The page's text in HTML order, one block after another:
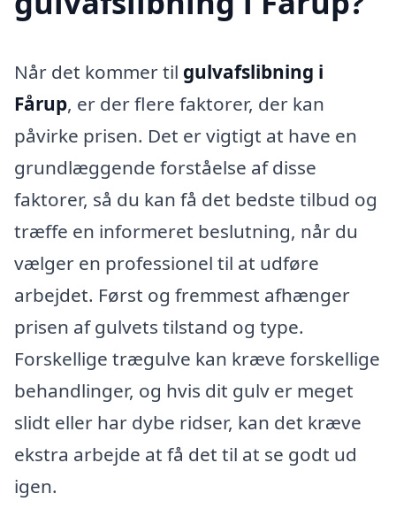
Når det kommer til gulvafslibning i
Fårup, er der flere faktorer, der kan
påvirke prisen. Det er vigtigt at have en
grundlæggende forståelse af disse
faktorer, så du kan få det bedste tilbud og
træffe en informeret beslutning, når du
vælger en professionel til at udføre
arbejdet. Først og fremmest afhænger
prisen af gulvets tilstand og type.
Forskellige trægulve kan kræve forskellige
behandlinger, og hvis dit gulv er meget
slidt eller har dybe ridser, kan det kræve
ekstra arbejde at få det til at se godt ud
igen.